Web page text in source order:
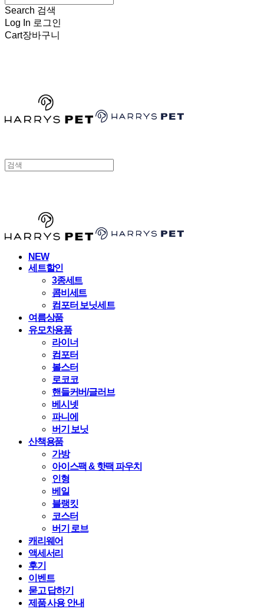
Search 검색
Log In 로그인
Cart장바구니
NEW
세트할인
3종세트
콤비세트
컴포터 보닛세트
여름상품
유모차용품
라이너
컴포터
볼스터
로코코
핸들커버/글러브
베시넷
파니에
버기 보닛
산책용품
가방
아이스팩 & 핫팩 파우치
인형
베일
블랭킷
코스터
버기 로브
캐리웨어
액세서리
후기
이벤트
묻고 답하기
제품 사용 안내